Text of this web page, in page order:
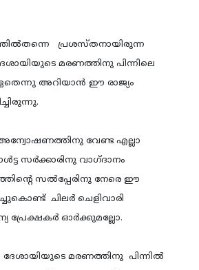
പ്രശസ്തനായിരുന്ന
മരണത്തിനു പിന്നിലെ
അറിയാന്‍ ഈ രാജ്യം
അന്വോഷണത്തിനു വേണ്ട എല്ലാ
സര്‍ക്കാരിനു വാഗ്ദാനം
സല്‍പ്പേരിനു നേരെ ഈ
ചിലര്‍ ചെളിവാരി
പ്രേക്ഷകര്‍ ഓര്‍ക്കുമല്ലോ.
മരണത്തിനു പിന്നില്‍